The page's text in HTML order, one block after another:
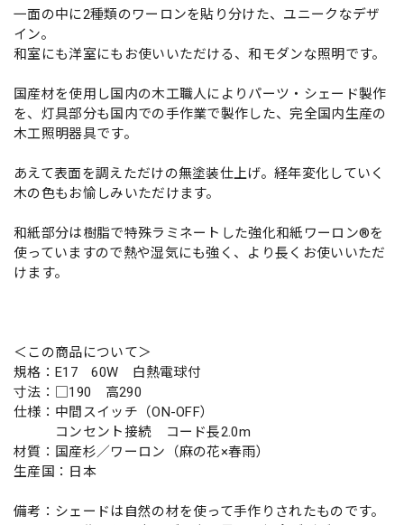
一面の中に2種類のワーロンを貼り分けた、ユニークなデザ
イン。
和室にも洋室にもお使いいただける、和モダンな照明です。
国産材を使用し国内の木工職人によりパーツ・シェード製作
を、灯具部分も国内での手作業で製作した、完全国内生産の
木工照明器具です。
あえて表面を調えただけの無塗装仕上げ。経年変化していく
木の色もお愉しみいただけます。
和紙部分は樹脂で特殊ラミネートした強化和紙ワーロン®を
使っていますので熱や湿気にも強く、より長くお使いいただ
けます。
＜この商品について＞
規格：E17 60W 白熱電球付
寸法：□190 高290
仕様：中間スイッチ（ON-OFF）
コンセント接続 コード長2.0m
材質：国産杉／ワーロン（麻の花×春雨）
生産国：日本
備考：シェードは自然の材を使って手作りされたものです。